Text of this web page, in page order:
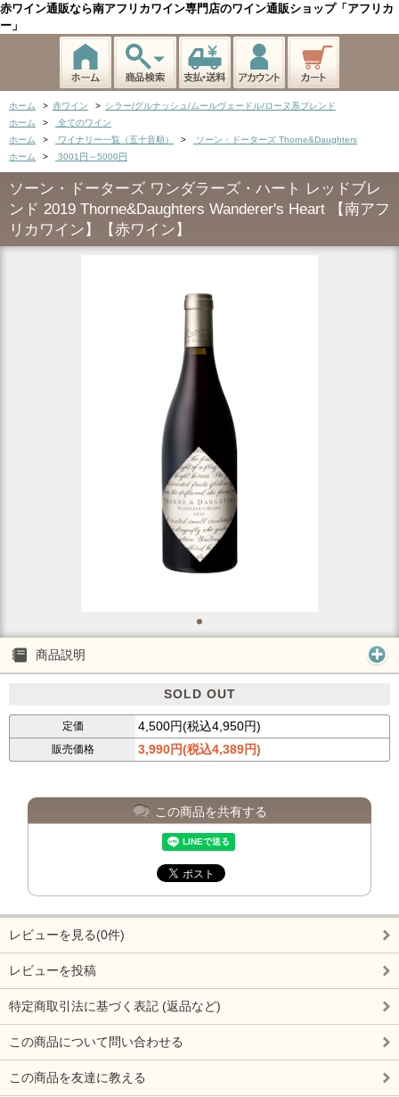
赤ワイン通販なら南アフリカワイン専門店のワイン通販ショップ「アフリカ
ー」
ホーム > 赤ワイン > シラー/グルナッシュ/ムールヴェードル/ローヌ系ブレンド
ホーム
>
全てのワイン
ホーム
> ワイナリー一覧（五十音順） >
ソーン・ドーターズ Thorne&Daughters
ホーム
> 3001円～5000円
ソーン・ドーターズ ワンダラーズ・ハート レッドブレ
ンド 2019 Thorne&Daughters Wanderer's Heart 【南アフ
リカワイン】【赤ワイン】
商品説明
SOLD OUT
定価 4,500円(税込4,950円)
販売価格 3,990円(税込4,389円)
この商品を共有する
レビューを見る(0件)
レビューを投稿
特定商取引法に基づく表記 (返品など)
この商品について問い合わせる
この商品を友達に教える